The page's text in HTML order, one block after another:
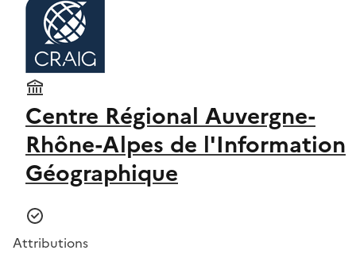
Centre Régional Auvergne-
Rhône-Alpes de l'Information
Géographique
Attributions